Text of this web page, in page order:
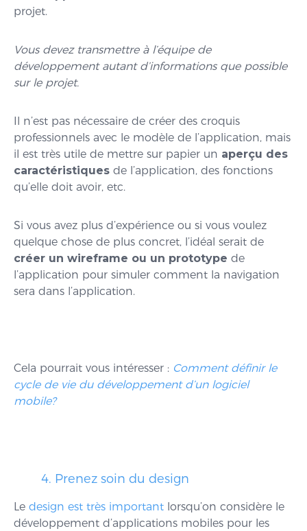
projet.
Vous devez transmettre à l’équipe de
développement autant d’informations que possible
sur le projet.
Il n’est pas nécessaire de créer des croquis
professionnels avec le modèle de l’application, mais
il est très utile de mettre sur papier un aperçu des
caractéristiques de l’application, des fonctions
qu’elle doit avoir, etc.
Si vous avez plus d’expérience ou si vous voulez
quelque chose de plus concret, l’idéal serait de
créer un wireframe ou un prototype de
l’application pour simuler comment la navigation
sera dans l’application.
Cela pourrait vous intéresser : Comment définir le
cycle de vie du développement d’un logiciel
mobile?
4. Prenez soin du design
Le design est très important lorsqu’on considère le
développement d’applications mobiles pour les